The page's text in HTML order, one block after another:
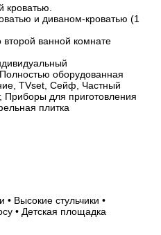
кроватью.
и диваном-кроватью (1
ванной комнате
оборудованная
TVset, Сейф, Частный
Приборы для приготовления
плитка
• Высокие стульчики •
• Детская площадка